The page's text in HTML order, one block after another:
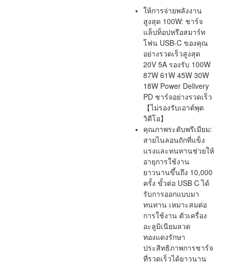
ให้การจ่ายพลังงาน
สูงสุด 100W: ชาร์จ
แล็ปท็อปหรือสมาร์ท
โฟน USB-C ของคุณ
อย่างรวดเร็วสูงสุด
20V 5A รองรับ 100W
87W 61W 45W 30W
18W Power Delivery
PD ชาร์จอย่างรวดเร็ว
【ไม่รองรับเอาต์พุต
วิดีโอ】
คุณภาพระดับพรีเมียม:
สายไนลอนถักที่แข็ง
แรงและทนทานช่วยให้
อายุการใช้งาน
ยาวนานขึ้นถึง 10,000
ครั้ง ขั้วต่อ USB C ได้
รับการออกแบบมา
ทนทาน เหมาะสมต่อ
การใช้งาน ตัวเครื่อง
อะลูมิเนียมลวด
ทองแดงรักษา
ประสิทธิภาพการชาร์จ
ที่รวดเร็วได้ยาวนาน